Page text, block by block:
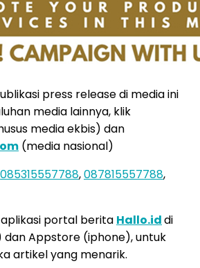
press release di media ini
media lainnya, klik
media ekbis) dan
(media nasional)
085315557788,087815557788,
portal berita Hallo.iddi
Appstore (iphone), untuk
artikel yang menarik.